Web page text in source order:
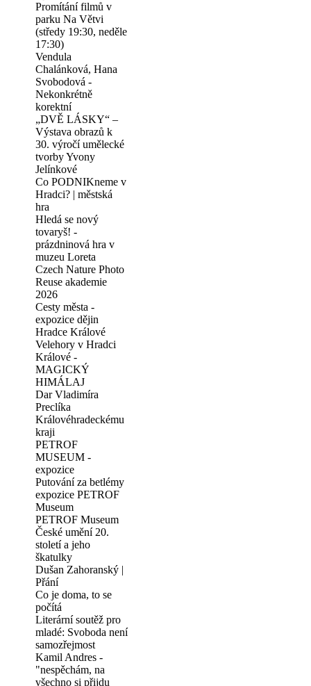
Promítání filmů v
parku Na Větvi
(středy 19:30, neděle
17:30)
Vendula
Chalánková, Hana
Svobodová -
Nekonkrétně
korektní
„DVĚ LÁSKY“ –
Výstava obrazů k
30. výročí umělecké
tvorby Yvony
Jelínkové
Co PODNIKneme v
Hradci? | městská
hra
Hledá se nový
tovaryš! -
prázdninová hra v
muzeu Loreta
Czech Nature Photo
Reuse akademie
2026
Cesty města -
expozice dějin
Hradce Králové
Velehory v Hradci
Králové -
MAGICKÝ
HIMÁLAJ
Dar Vladimíra
Preclíka
Královéhradeckému
kraji
PETROF
MUSEUM -
expozice
Putování za betlémy
expozice PETROF
Museum
PETROF Museum
České umění 20.
století a jeho
škatulky
Dušan Zahoranský |
Přání
Co je doma, to se
počítá
Literární soutěž pro
mladé: Svoboda není
samozřejmost
Kamil Andres -
"nespěchám, na
všechno si přijdu